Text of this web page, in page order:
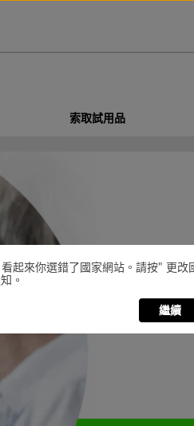
索取試用品
起來你選錯了國家網站。請按" 更改
。
繼續